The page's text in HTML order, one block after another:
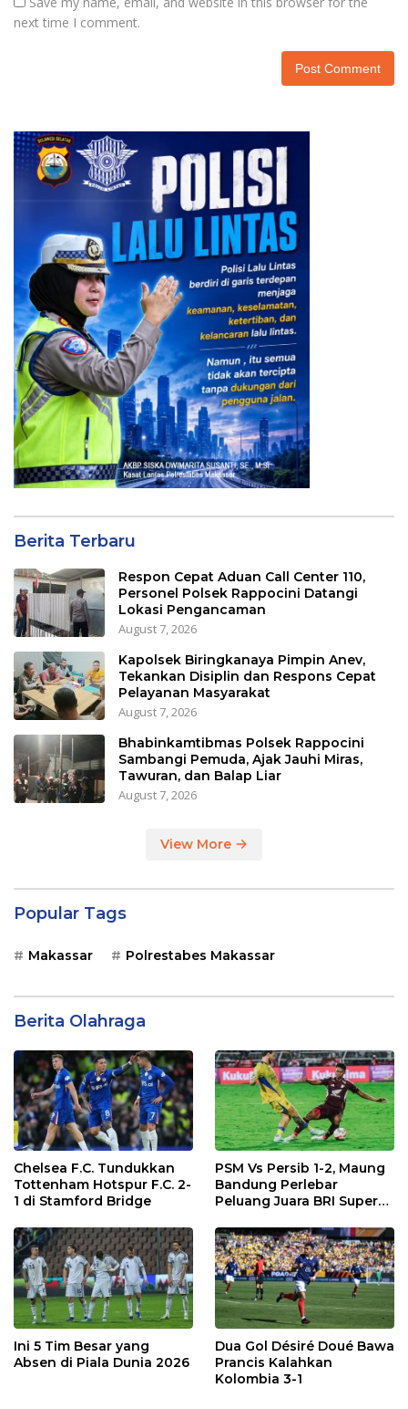
next time I comment.
Berita Terbaru
Respon Cepat Aduan Call Center 110,
Personel Polsek Rappocini Datangi
Lokasi Pengancaman
August 7, 2026
Kapolsek Biringkanaya Pimpin Anev,
Tekankan Disiplin dan Respons Cepat
Pelayanan Masyarakat
August 7, 2026
Bhabinkamtibmas Polsek Rappocini
Sambangi Pemuda, Ajak Jauhi Miras,
Tawuran, dan Balap Liar
August 7, 2026
View More
Popular Tags
Makassar Polrestabes Makassar
Berita Olahraga
Chelsea F.C. Tundukkan
Tottenham Hotspur F.C. 2-
1 di Stamford Bridge
PSM Vs Persib 1-2, Maung
Bandung Perlebar
Peluang Juara BRI Super
Ini 5 Tim Besar yang
Absen di Piala Dunia 2026
Dua Gol Désiré Doué Bawa
Prancis Kalahkan
Kolombia 3-1